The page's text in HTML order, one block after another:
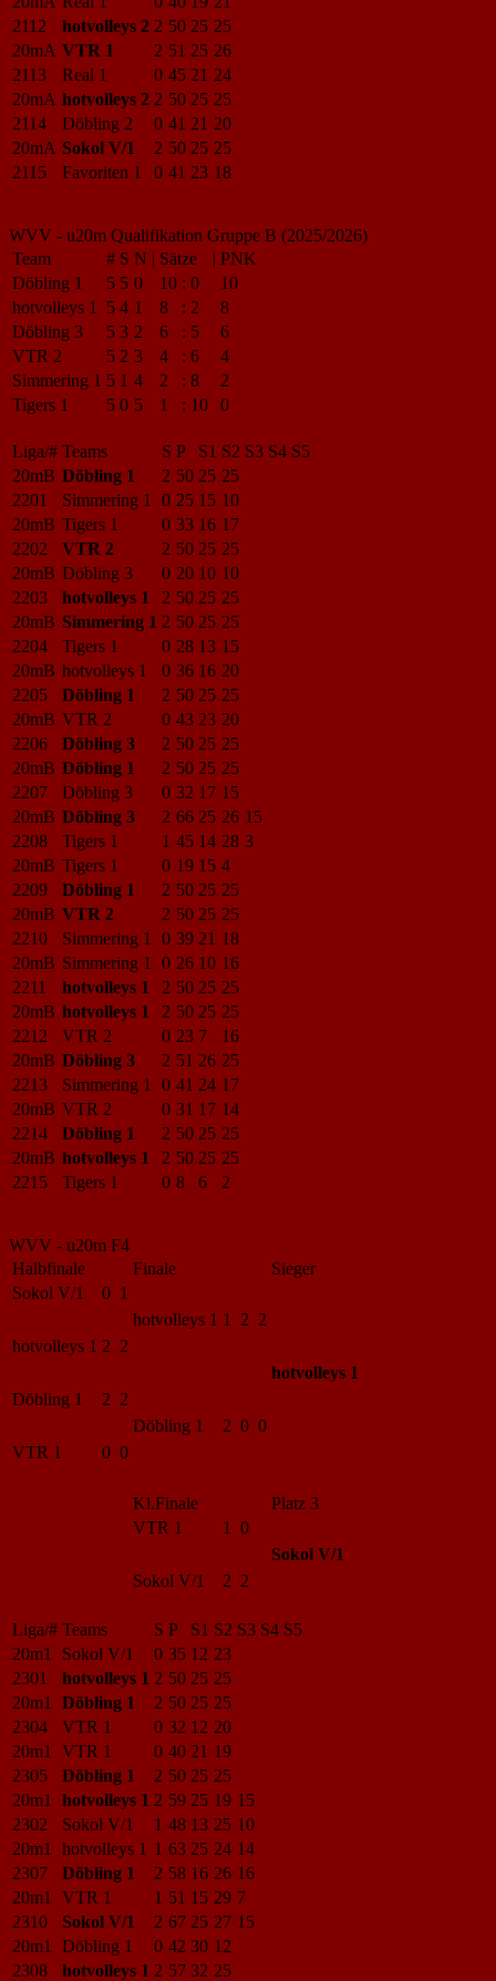
2112
hotvolleys 2 2 50 25 25
20mA VTR 1 2 51 25 26
2113
Real 1 0 45 21 24
20mA hotvolleys 2 2 50 25 25
2114
Döbling 2 0 41 21 20
20mA Sokol V/1 2 50 25 25
2115
Favoriten 1 0 41 23 18
WVV - u20m Qualifikation Gruppe B (2025/2026)
Team
# S N | Sätze | PNK
Döbling 1
5 5 0 10 : 0
10
hotvolleys 1
5 4 1 8 : 2
8
Döbling 3
5 3 2 6 : 5
6
VTR 2
5 2 3 4 : 6
4
Simmering 1 5 1 4 2 : 8
2
Tigers 1
5 0 5 1 : 10 0
Liga/# Teams S P S1 S2 S3 S4 S5
20mB Döbling 1 2 50 25 25
2201
Simmering 1 0 25 15 10
20mB Tigers 1 0 33 16 17
2202
VTR 2 2 50 25 25
20mB Döbling 3 0 20 10 10
2203
hotvolleys 1 2 50 25 25
20mB Simmering 1 2 50 25 25
2204
Tigers 1 0 28 13 15
20mB hotvolleys 1 0 36 16 20
2205
Döbling 1 2 50 25 25
20mB VTR 2 0 43 23 20
2206
Döbling 3 2 50 25 25
20mB Döbling 1 2 50 25 25
2207
Döbling 3 0 32 17 15
20mB Döbling 3 2 66 25 26 15
2208
Tigers 1 1 45 14 28 3
20mB Tigers 1 0 19 15 4
2209
Döbling 1 2 50 25 25
20mB VTR 2 2 50 25 25
2210
Simmering 1 0 39 21 18
20mB Simmering 1 0 26 10 16
2211
hotvolleys 1 2 50 25 25
20mB hotvolleys 1 2 50 25 25
2212
VTR 2 0 23 7
16
20mB Döbling 3 2 51 26 25
2213
Simmering 1 0 41 24 17
20mB VTR 2 0 31 17 14
2214
Döbling 1 2 50 25 25
20mB hotvolleys 1 2 50 25 25
2215
Tigers 1 0 8 6 2
WVV - u20m F4
Halbfinale
Finale
Sieger
Sokol V/1
0 1
hotvolleys 1 1 2 2
hotvolleys 1 2 2
hotvolleys 1
Döbling 1
2 2
Döbling 1
2 0 0
VTR 1
0 0
Kl.Finale
Platz 3
VTR 1
1 0
Sokol V/1
Sokol V/1
2 2
Liga/# Teams S P S1 S2 S3 S4 S5
20m1
Sokol V/1 0 35 12 23
2301
hotvolleys 1 2 50 25 25
20m1
Döbling 1 2 50 25 25
2304
VTR 1 0 32 12 20
20m1
VTR 1 0 40 21 19
2305
Döbling 1 2 50 25 25
20m1
hotvolleys 1 2 59 25 19 15
2302
Sokol V/1 1 48 13 25 10
20m1
hotvolleys 1 1 63 25 24 14
2307
Döbling 1 2 58 16 26 16
20m1
VTR 1 1 51 15 29 7
2310
Sokol V/1 2 67 25 27 15
20m1
Döbling 1 0 42 30 12
2308
hotvolleys 1 2 57 32 25